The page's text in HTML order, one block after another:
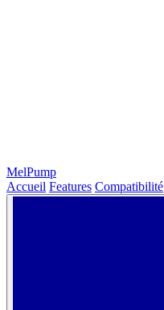
MelPump
Accueil Features Compatibilité